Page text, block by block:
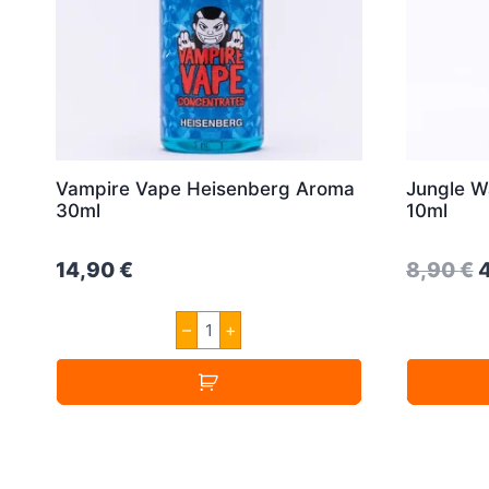
Vampire Vape Heisenberg Aroma
30ml
14,90€
–
Vampire
Vape
Heisenberg
Aroma
30ml
Menge
+
Jungle
10ml
8,90€